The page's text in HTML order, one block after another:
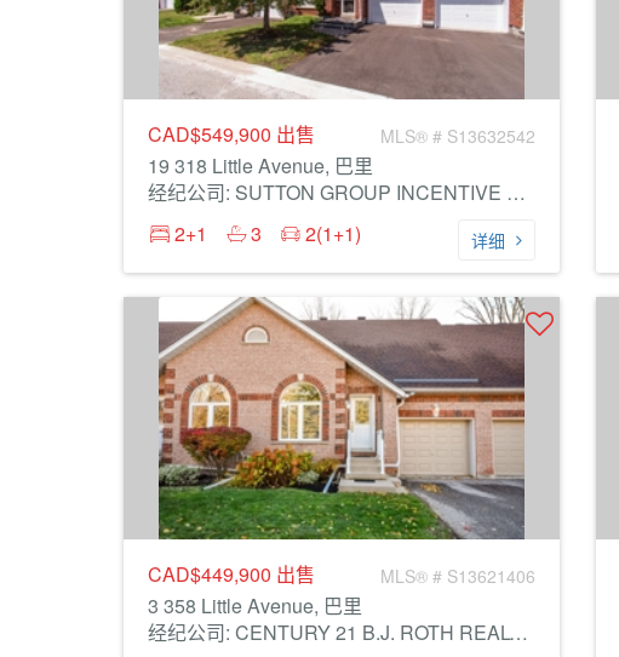
CAD$549,900 出售 MLS® # S13632542
19 318 Little Avenue, 巴里
经纪公司: SUTTON GROUP INCENTIVE REALTY INC.
2+1
3 2(1+1) 详细
CAD$449,900 出售 MLS® # S13621406
3 358 Little Avenue, 巴里
经纪公司: CENTURY 21 B.J. ROTH REALTY LTD.